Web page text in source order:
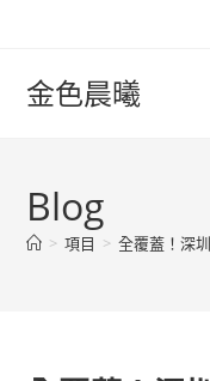
content金色晨曦
Blog
> 項目 > 全覆蓋！深